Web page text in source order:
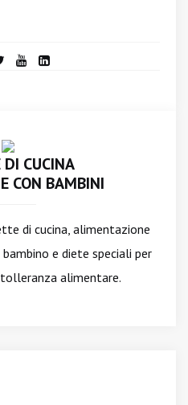
CUCINA
CON BAMBINI
di cucina, alimentazione
e diete speciali per
alimentare.